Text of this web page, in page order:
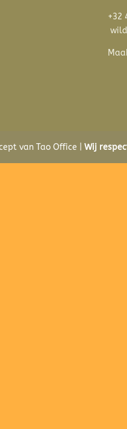
+32
van Tao Office |Wij